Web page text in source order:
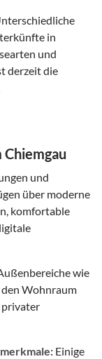
in
und
derzeit die
und
über moderne
komfortable
wie
Wohnraum
privater
Einige